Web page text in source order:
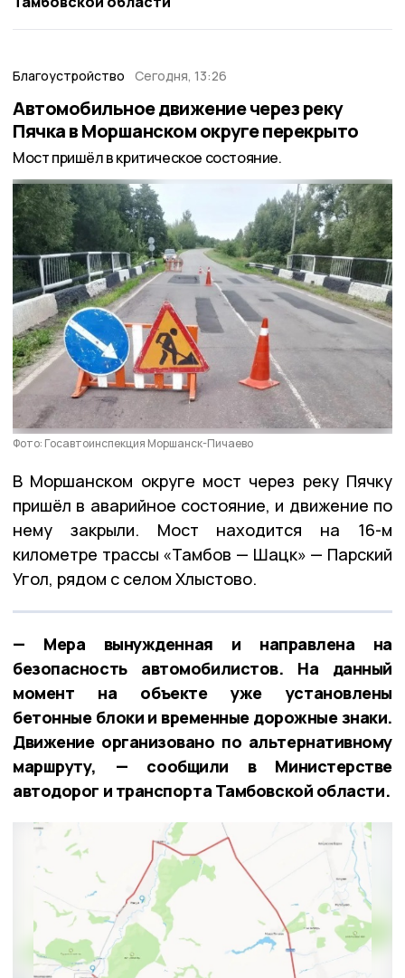
Благоустройство Сегодня, 13:26
Автомобильное движение через реку
Пячка в Моршанском округе перекрыто
Мост пришёл в критическое состояние.
Фото: Госавтоинспекция Моршанск-Пичаево
В Моршанском округе мост через реку Пячку
пришёл в аварийное состояние, и движение по
нему закрыли. Мост находится на 16-м
километре трассы «Тамбов — Шацк» — Парский
Угол, рядом с селом Хлыстово.
— Мера вынужденная и направлена на
безопасность автомобилистов. На данный
момент на объекте уже установлены
бетонные блоки и временные дорожные знаки.
Движение организовано по альтернативному
маршруту, — сообщили в Министерстве
автодорог и транспорта Тамбовской области.